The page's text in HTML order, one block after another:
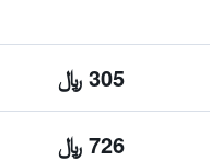
305 ﷼
726 ﷼